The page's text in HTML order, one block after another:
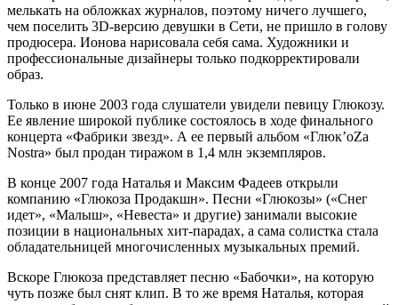
мелькать на обложках журналов, поэтому ничего лучшего,
чем поселить 3D-версию девушки в Сети, не пришло в голову
продюсера. Ионова нарисовала себя сама. Художники и
профессиональные дизайнеры только подкорректировали
образ.
Только в июне 2003 года слушатели увидели певицу Глюкозу.
Ее явление широкой публике состоялось в ходе финального
концерта «Фабрики звезд». А ее первый альбом «Глюк’oZa
Nostra» был продан тиражом в 1,4 млн экземпляров.
В конце 2007 года Наталья и Максим Фадеев открыли
компанию «Глюкоза Продакшн». Песни «Глюкозы» («Снег
идет», «Малыш», «Невеста» и другие) занимали высокие
позиции в национальных хит-парадах, а сама солистка стала
обладательницей многочисленных музыкальных премий.
Вскоре Глюкоза представляет песню «Бабочки», на которую
чуть позже был снят клип. В то же время Наталья, которая